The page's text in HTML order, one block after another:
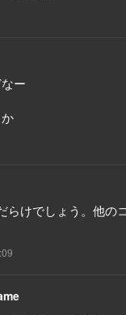
ー
らけでしょう。他の